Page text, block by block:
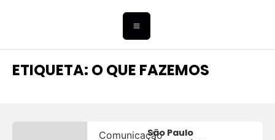
ETIQUETA: O QUE FAZEMOS
ComunicaçãoSão Paulo